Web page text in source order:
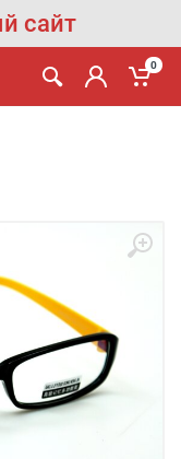
сайт
0